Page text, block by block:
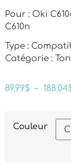
Pour : Oki
C610n
Type :
Catégorie :
89.99$ – 188.04
Couleur